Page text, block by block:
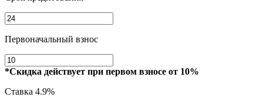
Первоначальный взнос
*Скидка действует при первом взносе от 10%
Ставка 4.9%